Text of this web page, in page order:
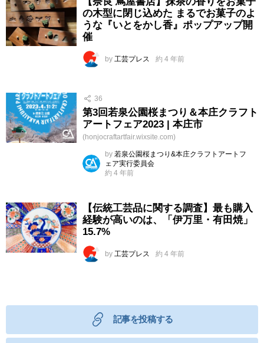
の木型に閉じ込めた まるでお菓子のよ
うな『いとをかし香』ポップアップ開
催
by 工芸プレス 約 4 年前
36
第3回若泉公園桜まつり＆本庄クラフト
アートフェア2023 | 本庄市
(honjocraftartfair.wixsite.com)
by 若泉公園桜まつり&本庄クラフトアートフ
ェア実行委員会
約 4 年前
【伝統工芸品に関する調査】最も購入
経験が高いのは、「伊万里・有田焼」
15.7%
by 工芸プレス 約 4 年前
記事を投稿する